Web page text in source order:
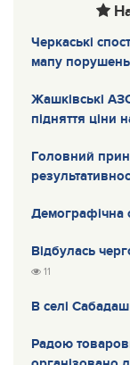
Черкаські
мапу
Жашківські
підняття ціни
Головний
Демографічна
Відбулась
11
В селі
Радою